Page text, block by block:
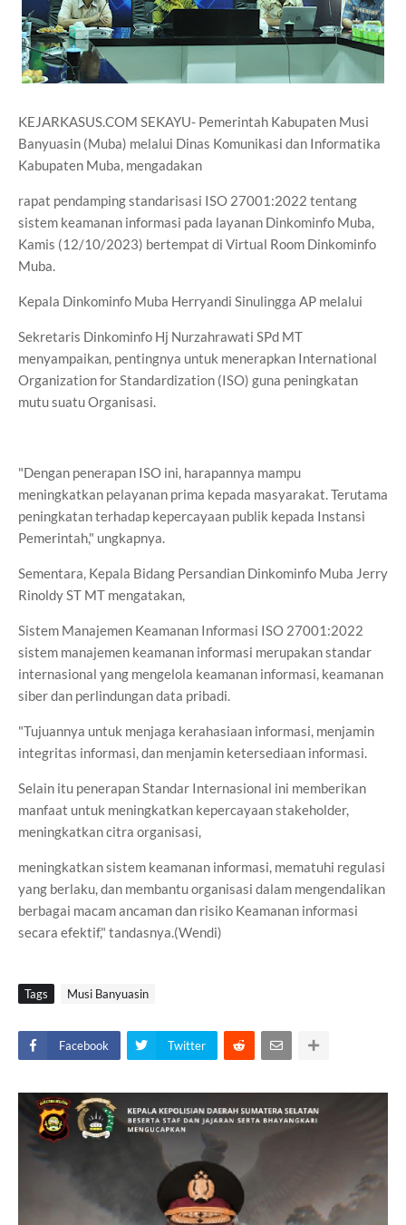
KEJARKASUS.COM SEKAYU- Pemerintah Kabupaten Musi
Banyuasin (Muba) melalui Dinas Komunikasi dan Informatika
Kabupaten Muba, mengadakan
rapat pendamping standarisasi ISO 27001:2022 tentang
sistem keamanan informasi pada layanan Dinkominfo Muba,
Kamis (12/10/2023) bertempat di Virtual Room Dinkominfo
Muba.
Kepala Dinkominfo Muba Herryandi Sinulingga AP melalui
Sekretaris Dinkominfo Hj Nurzahrawati SPd MT
menyampaikan, pentingnya untuk menerapkan International
Organization for Standardization (ISO) guna peningkatan
mutu suatu Organisasi.
"Dengan penerapan ISO ini, harapannya mampu
meningkatkan pelayanan prima kepada masyarakat. Terutama
peningkatan terhadap kepercayaan publik kepada Instansi
Pemerintah," ungkapnya.
Sementara, Kepala Bidang Persandian Dinkominfo Muba Jerry
Rinoldy ST MT mengatakan,
Sistem Manajemen Keamanan Informasi ISO 27001:2022
sistem manajemen keamanan informasi merupakan standar
internasional yang mengelola keamanan informasi, keamanan
siber dan perlindungan data pribadi.
"Tujuannya untuk menjaga kerahasiaan informasi, menjamin
integritas informasi, dan menjamin ketersediaan informasi.
Selain itu penerapan Standar Internasional ini memberikan
manfaat untuk meningkatkan kepercayaan stakeholder,
meningkatkan citra organisasi,
meningkatkan sistem keamanan informasi, mematuhi regulasi
yang berlaku, dan membantu organisasi dalam mengendalikan
berbagai macam ancaman dan risiko Keamanan informasi
secara efektif," tandasnya.(Wendi)
Tags Musi Banyuasin
Facebook Twitter